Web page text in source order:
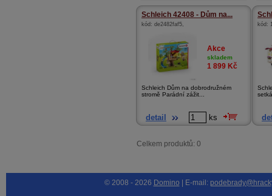
Schleich 42408 - Dům na...
kód: de2482faf5,
Akce
skladem
1 899 Kč
Schleich Dům na dobrodružném
stromě Parádní zážit...
detail ks
kód:
Celkem produktů: 0
© 2008 - 2026 Domino | E-mail: